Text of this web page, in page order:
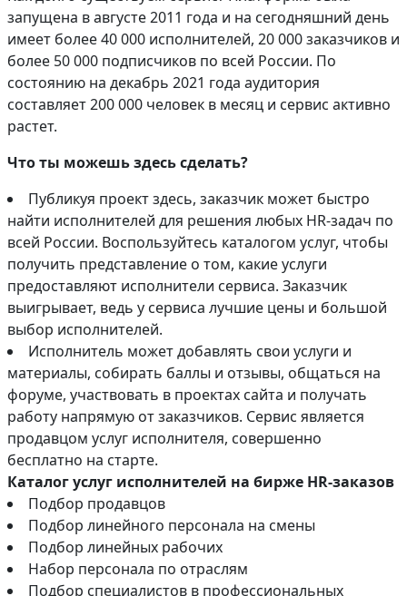
запущена в августе 2011 года и на сегодняшний день
имеет более 40 000 исполнителей, 20 000 заказчиков и
более 50 000 подписчиков по всей России. По
состоянию на декабрь 2021 года аудитория
составляет 200 000 человек в месяц и сервис активно
растет.
Что ты можешь здесь сделать?
Публикуя проект здесь, заказчик может быстро
найти исполнителей для решения любых HR-задач по
всей России. Воспользуйтесь каталогом услуг, чтобы
получить представление о том, какие услуги
предоставляют исполнители сервиса. Заказчик
выигрывает, ведь у сервиса лучшие цены и большой
выбор исполнителей.
Исполнитель может добавлять свои услуги и
материалы, собирать баллы и отзывы, общаться на
форуме, участвовать в проектах сайта и получать
работу напрямую от заказчиков. Сервис является
продавцом услуг исполнителя, совершенно
бесплатно на старте.
Каталог услуг исполнителей на бирже HR-заказов
Подбор продавцов
Подбор линейного персонала на смены
Подбор линейных рабочих
Набор персонала по отраслям
Подбор специалистов в профессиональных